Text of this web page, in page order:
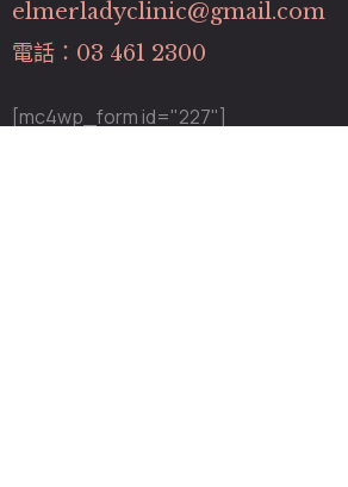
elmerladyclinic@gmail.com
電話：03 461 2300
[mc4wp_form id="227"]